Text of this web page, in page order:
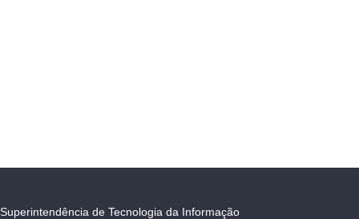
Superintendência de Tecnologia da Informação